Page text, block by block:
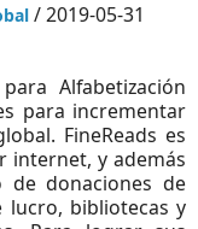
/ 2019-05-31
Alfabetización
para incrementar
FineReads es
internet, y además
de donaciones de
lucro, bibliotecas y